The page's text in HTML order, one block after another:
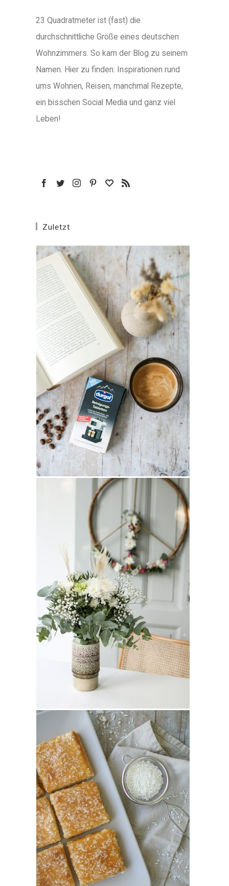
23 Quadratmeter ist (fast) die
durchschnittliche Größe eines deutschen
Wohnzimmers. So kam der Blog zu seinem
Namen. Hier zu finden: Inspirationen rund
ums Wohnen, Reisen, manchmal Rezepte,
ein bisschen Social Media und ganz viel
Leben!
Zuletzt